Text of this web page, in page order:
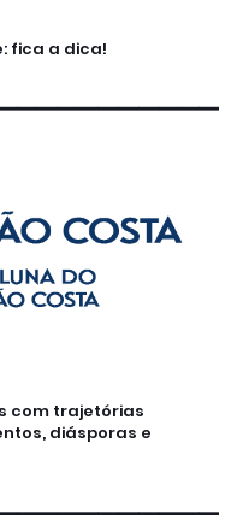
fica a dica!
com trajetórias
diásporas e